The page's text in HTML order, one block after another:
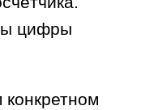
цифры